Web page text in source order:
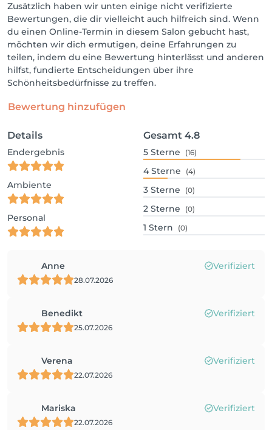
Zusätzlich haben wir unten einige nicht verifizierte
Bewertungen, die dir vielleicht auch hilfreich sind. Wenn
du einen Online-Termin in diesem Salon gebucht hast,
möchten wir dich ermutigen, deine Erfahrungen zu
teilen, indem du eine Bewertung hinterlässt und anderen
hilfst, fundierte Entscheidungen über ihre
Schönheitsbedürfnisse zu treffen.
Bewertung hinzufügen
Details
Endergebnis
Ambiente
Personal
Gesamt 4.8
5 Sterne (16)
4 Sterne (4)
3 Sterne (0)
2 Sterne (0)
1 Stern (0)
Anne Verifiziert
28.07.2026
Benedikt Verifiziert
25.07.2026
Verena Verifiziert
22.07.2026
Mariska Verifiziert
22.07.2026